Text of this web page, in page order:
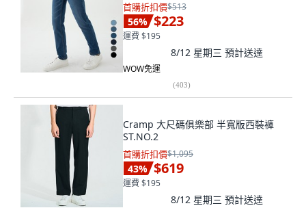
首購折扣價$513
56% $223
運費 $195
8/12 星期三 預計送達
WOW免運
(403)
Cramp 大尺碼俱樂部 半寬版西裝褲
ST.NO.2
首購折扣價$1,095
43% $619
運費 $195
8/12 星期三 預計送達